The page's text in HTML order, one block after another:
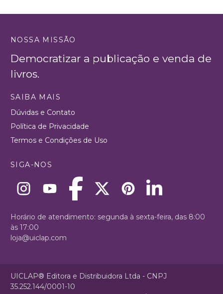
NOSSA MISSÃO
Democratizar a publicação e venda de
livros.
SAIBA MAIS
Dúvidas e Contato
Política de Privacidade
Termos e Condições de Uso
SIGA-NOS
Horário de atendimento: segunda à sexta-feira, das 8:00
às 17:00
loja@uiclap.com
UICLAP® Editora e Distribuidora Ltda - CNPJ
35.252.144/0001-10